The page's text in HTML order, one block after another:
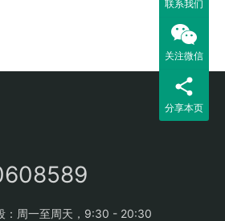
：周一至周天，9:30 - 20:30
联系我们
关注微信
分享本页